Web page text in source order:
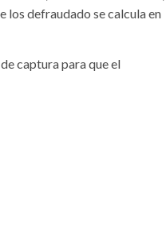
los defraudado se calcula en
captura para que el